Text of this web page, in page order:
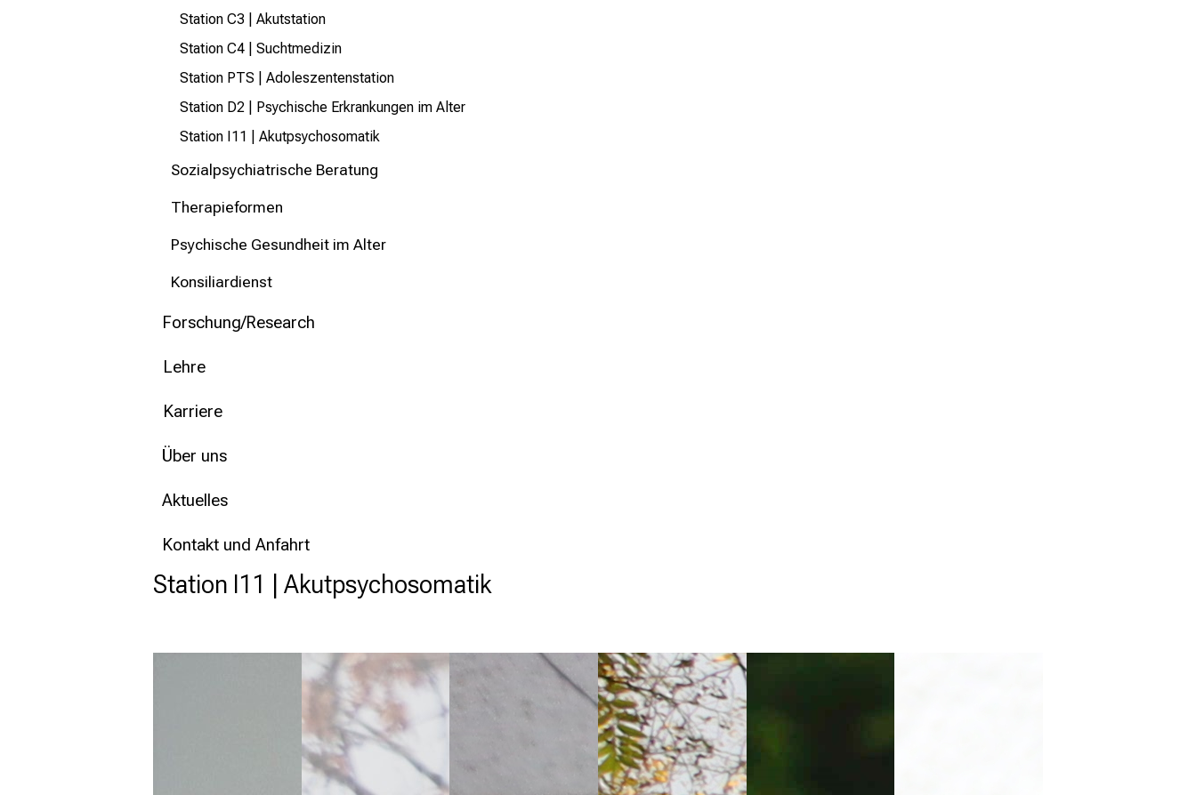
Station C3 | Akutstation
Station C4 | Suchtmedizin
Station PTS | Adoleszentenstation
Station D2 | Psychische Erkrankungen im Alter
Station I11 | Akutpsychosomatik
Sozialpsychiatrische Beratung
Therapieformen
Psychische Gesundheit im Alter
Konsiliardienst
Forschung/Research
Lehre
Karriere
Über uns
Aktuelles
Kontakt und Anfahrt
Station I11 | Akutpsychosomatik